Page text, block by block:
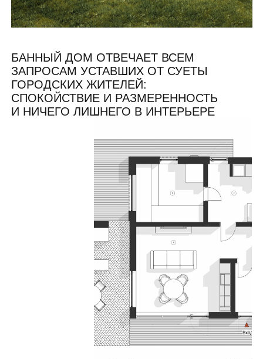
При возведении используются
ИТОГО 61.1 м²
СРОКИ СТРОИТЕЛЬСТВА: 3,5 МЕСЯЦА
СТОИМОСТЬ: 14 990 000 Р